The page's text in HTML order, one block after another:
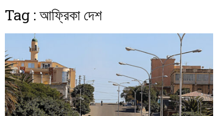
Tag : আফ্রিকা দেশ